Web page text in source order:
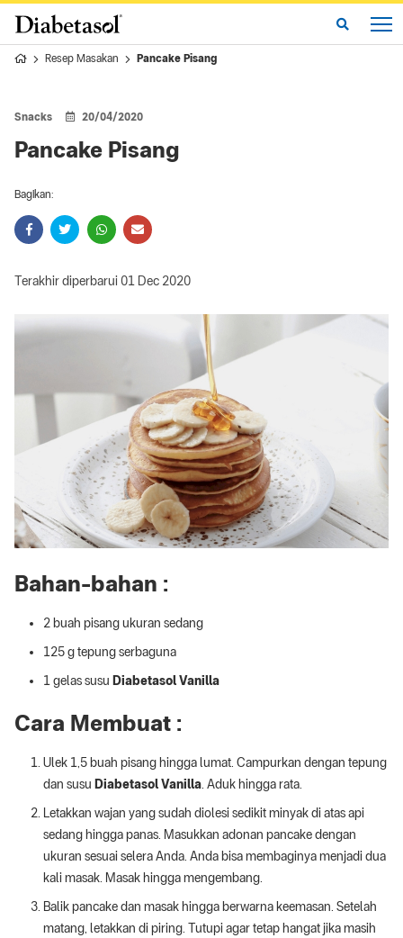
Resep Masakan Pancake Pisang
Snacks 20/04/2020
Pancake Pisang
Bagikan:
Terakhir diperbarui 01 Dec 2020
Bahan-bahan :
2 buah pisang ukuran sedang
125 g tepung serbaguna
1 gelas susu Diabetasol Vanilla
Cara Membuat :
Ulek 1,5 buah pisang hingga lumat. Campurkan dengan tepung
dan susu Diabetasol Vanilla. Aduk hingga rata.
Letakkan wajan yang sudah diolesi sedikit minyak di atas api
sedang hingga panas. Masukkan adonan pancake dengan
ukuran sesuai selera Anda. Anda bisa membaginya menjadi dua
kali masak. Masak hingga mengembang.
Balik pancake dan masak hingga berwarna keemasan. Setelah
matang, letakkan di piring. Tutupi agar tetap hangat jika masih